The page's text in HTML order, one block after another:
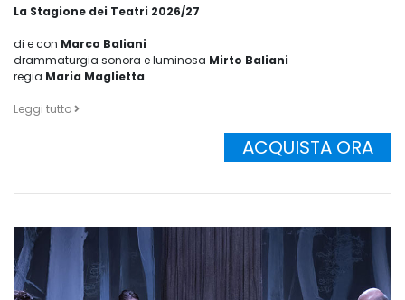
La Stagione dei Teatri 2026/27
di e con Marco Baliani
drammaturgia sonora e luminosa Mirto Baliani
regia Maria Maglietta
Leggi tutto
ACQUISTA ORA